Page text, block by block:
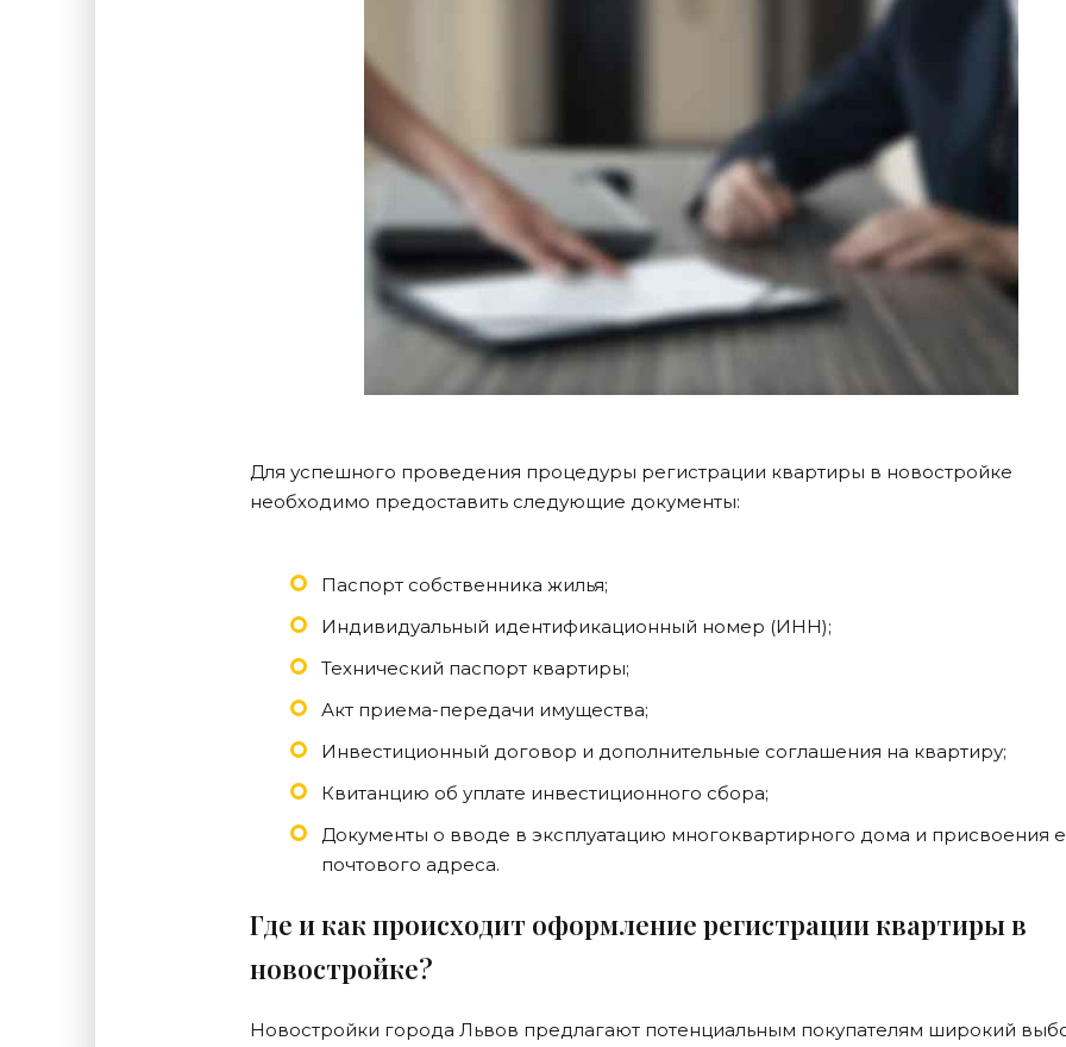
Для успешного проведения процедуры регистрации квартиры в новостройке
необходимо предоставить следующие документы:
Паспорт собственника жилья;
Индивидуальный идентификационный номер (ИНН);
Технический паспорт квартиры;
Акт приема-передачи имущества;
Инвестиционный договор и дополнительные соглашения на квартиру;
Квитанцию об уплате инвестиционного сбора;
Документы о вводе в эксплуатацию многоквартирного дома и присвоения
почтового адреса.
Где и как происходит оформление регистрации квартиры в
новостройке?
Новостройки города Львов предлагают потенциальным покупателям широкий